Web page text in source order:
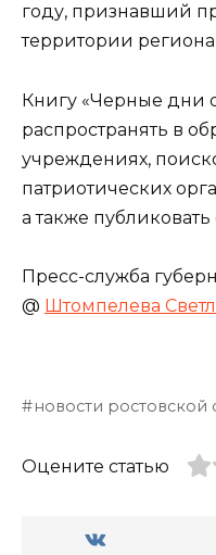
году, признавший
территории
Книгу «Черные дни
распространять в
учреждениях,
патриотических
а также
Пресс-служба
@ Штомпелева
новости ростовской
Оцените статью